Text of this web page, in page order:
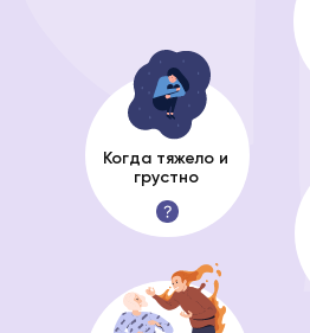
Когда тяжело и
грустно